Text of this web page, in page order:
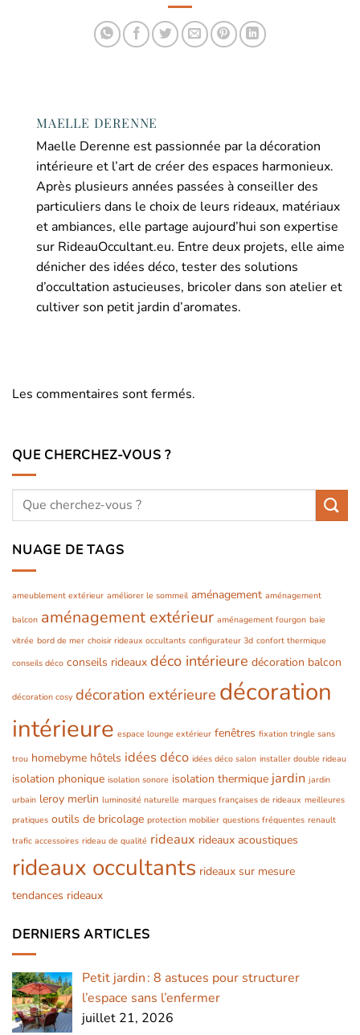
MAELLE DERENNE
Maelle Derenne est passionnée par la décoration
intérieure et l’art de créer des espaces harmonieux.
Après plusieurs années passées à conseiller des
particuliers dans le choix de leurs rideaux, matériaux
et ambiances, elle partage aujourd’hui son expertise
sur RideauOccultant.eu. Entre deux projets, elle aime
dénicher des idées déco, tester des solutions
d’occultation astucieuses, bricoler dans son atelier et
cultiver son petit jardin d’aromates.
Les commentaires sont fermés.
QUE CHERCHEZ-VOUS ?
NUAGE DE TAGS
ameublement extérieur améliorer le sommeil aménagement aménagement
balcon aménagement extérieur aménagement fourgon baie
vitrée bord de mer choisir rideaux occultants configurateur 3d confort thermique
conseils déco conseils rideaux déco intérieure décoration balcon
décoration cosy décoration extérieure décoration
intérieure espace lounge extérieur fenêtres fixation tringle sans
trou homebyme hôtels idées déco idées déco salon installer double rideau
isolation phonique isolation sonore isolation thermique jardin jardin
urbain leroy merlin luminosité naturelle marques françaises de rideaux meilleures
pratiques outils de bricolage protection mobilier questions fréquentes renault
trafic accessoires rideau de qualité rideaux rideaux acoustiques
rideaux occultants rideaux sur mesure
tendances rideaux
DERNIERS ARTICLES
Petit jardin : 8 astuces pour structurer
l’espace sans l’enfermer
juillet 21, 2026